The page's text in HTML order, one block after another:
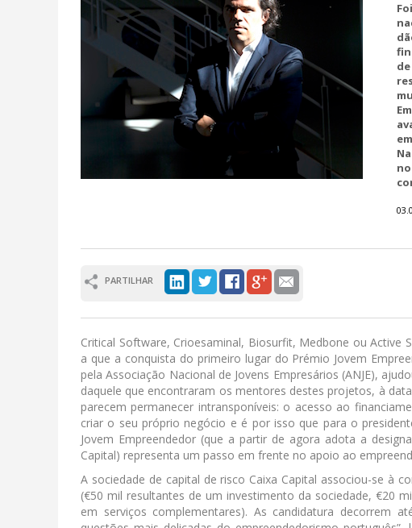
PARTILHAR
Critical Software, Crioesaminal, Biosurfit, Medbone ou Active
a que a conquista do primeiro lugar do Prémio Jovem
pela Associação Nacional de Jovens Empresários (ANJE),
daquele que encontraram os mentores destes projetos, à
parecem permanecer intransponíveis: o acesso ao
criar o seu próprio negócio e é por isso que para o
Jovem Empreendedor (que a partir de agora adota a
Capital) representa um passo em frente no apoio ao
A sociedade de capital de risco Caixa Capital associou-se à
(€50 mil resultantes de um investimento da sociedade, €20
em serviços complementares). As candidatura decorrem